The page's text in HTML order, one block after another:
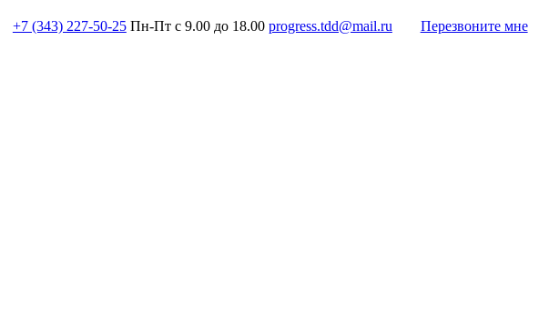
+7 (343) 227-50-25 Пн-Пт с 9.00 до 18.00 progress.tdd@mail.ru Перезвоните мне